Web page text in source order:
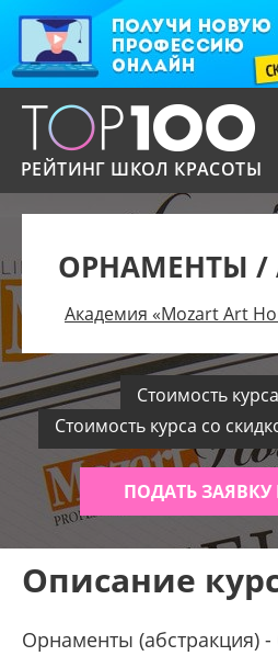
РЕЙТИНГ ШКОЛ КРАСОТЫ
ОРНАМЕНТЫ /
Академия «Mozart Art
Стоимость
Стоимость курса со
ПОДАТЬ
Описание
Орнаменты (абстракция)